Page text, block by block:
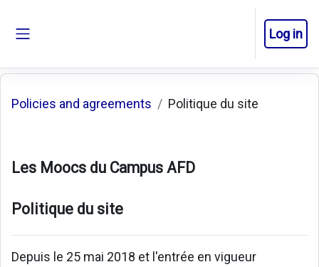
Log in
Policies and agreements Politique du site
Les Moocs du Campus AFD
Politique du site
Depuis le 25 mai 2018 et l'entrée en vigueur